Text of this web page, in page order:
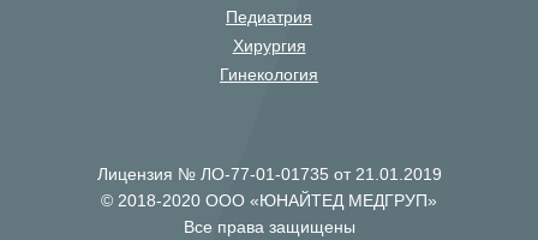
Педиатрия
Хирургия
Гинекология
Лицензия № ЛО-77-01-01735 от 21.01.2019
© 2018-2020 ООО «ЮНАЙТЕД МЕДГРУП»
Все права защищены